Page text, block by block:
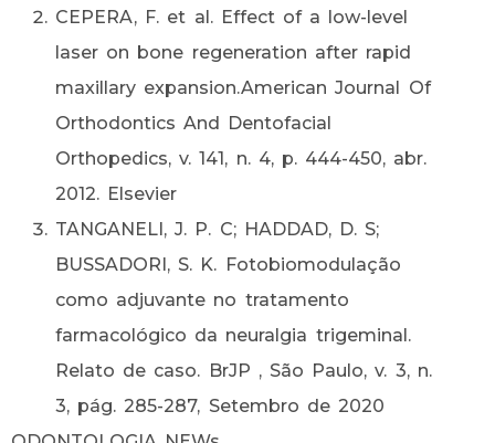
CEPERA, F. et al. Effect of a low-level
laser on bone regeneration after rapid
maxillary expansion.American Journal Of
Orthodontics And Dentofacial
Orthopedics, v. 141, n. 4, p. 444-450, abr.
2012. Elsevier
TANGANELI, J. P. C; HADDAD, D. S;
BUSSADORI, S. K. Fotobiomodulação
como adjuvante no tratamento
farmacológico da neuralgia trigeminal.
Relato de caso. BrJP , São Paulo, v. 3, n.
3, pág. 285-287, Setembro de 2020